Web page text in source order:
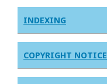
INDEXING
COPYRIGHT NOTICE